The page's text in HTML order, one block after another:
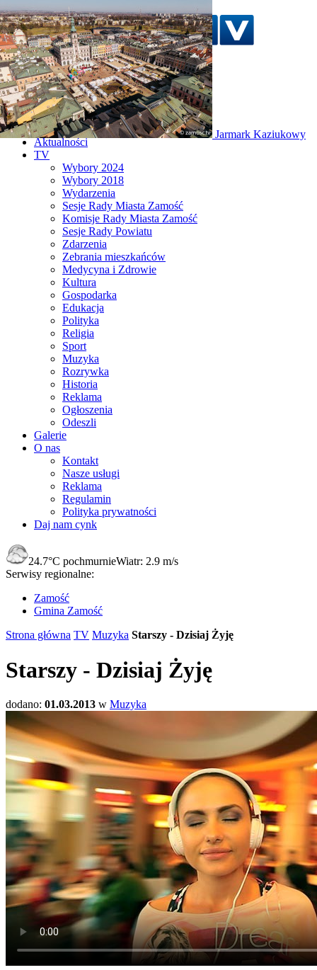
Szukaj w serwisie
Strona główna
Aktualności
TV
Wybory 2024
Wybory 2018
Wydarzenia
Sesje Rady Miasta Zamość
Komisje Rady Miasta Zamość
Sesje Rady Powiatu
Zdarzenia
Zebrania mieszkańców
Medycyna i Zdrowie
Kultura
Gospodarka
Edukacja
Polityka
Religia
Sport
Muzyka
Rozrywka
Historia
Reklama
Ogłoszenia
Odeszli
Galerie
O nas
Kontakt
Nasze usługi
Reklama
Regulamin
Polityka prywatności
Daj nam cynk
24.7°C pochmurnieWiatr: 2.9 m/s
Serwisy regionalne:
Zamość
Gmina Zamość
Strona główna TV Muzyka Starszy - Dzisiaj Żyję
Starszy - Dzisiaj Żyję
dodano: 01.03.2013 w Muzyka
Jarmark Kaziukowy